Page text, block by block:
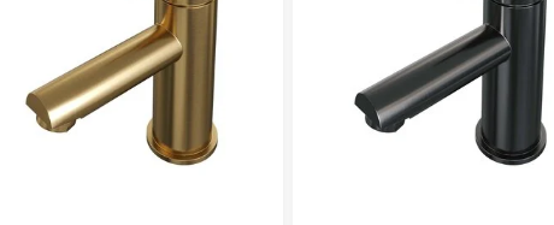
Bouwemmer
Hollewand
Diverse